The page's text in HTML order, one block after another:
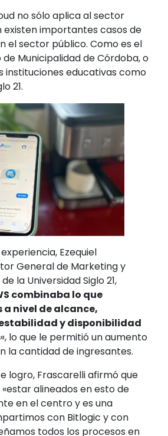
no sólo aplica al sector
existen importantes casos de
el sector público. Como es el
Municipalidad de Córdoba, o
instituciones educativas como
21.
Ezequiel
General de Marketing y
la Universidad Siglo 21,
combinaba lo que
nivel de alcance,
y disponibilidad
«, lo que le permitió un aumento
la cantidad de ingresantes.
logro, Frascarelli afirmó que
alineados en esto de
en el centro y es una
con Bitlogic y con
todos los procesos en